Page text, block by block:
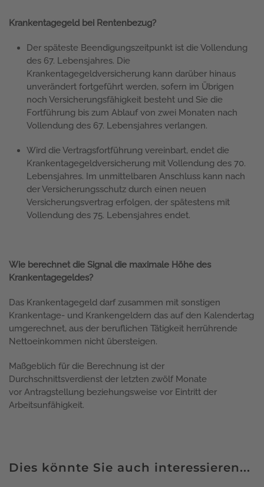
Krankentagegeld bei Rentenbezug?
Der späteste Beendigungszeitpunkt ist die Vollendung
des 67. Lebensjahres. Die
Krankentagegeldversicherung kann darüber hinaus
unverändert fortgeführt werden, sofern im Übrigen
noch Versicherungsfähigkeit besteht und Sie die
Fortführung bis zum Ablauf von zwei Monaten nach
Vollendung des 67. Lebensjahres verlangen.
Wird die Vertragsfortführung vereinbart, endet die
Krankentagegeldversicherung mit Vollendung des 70.
Lebensjahres. Im unmittelbaren Anschluss kann nach
der Versicherungsschutz durch einen neuen
Versicherungsvertrag erfolgen, der spätestens mit
Vollendung des 75. Lebensjahres endet.
Wie berechnet die Signal die maximale Höhe des
Krankentagegeldes?
Das Krankentagegeld darf zusammen mit sonstigen
Krankentage- und Krankengeldern das auf den Kalendertag
umgerechnet, aus der beruflichen Tätigkeit herrührende
Nettoeinkommen nicht übersteigen.
Maßgeblich für die Berechnung ist der
Durchschnittsverdienst der letzten zwölf Monate
vor Antragstellung beziehungsweise vor Eintritt der
Arbeitsunfähigkeit.
Dies könnte Sie auch interessieren...